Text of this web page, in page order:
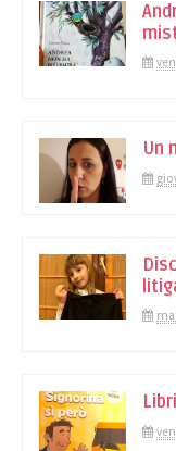
Un